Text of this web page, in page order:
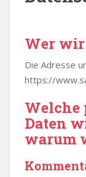
Wer
Die Adresse
https://
Welche
Daten
warum